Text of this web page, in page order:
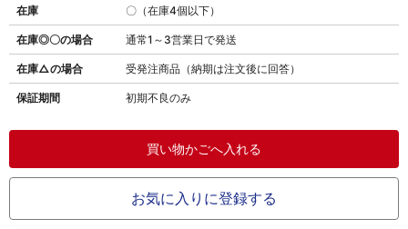
在庫◎〇の場合 通常1～3営業日で発送
在庫△の場合 受発注商品（納期は注文後に回答）
保証期間 初期不良のみ
在庫 〇（在庫4個以下）
お気に入りに登録する